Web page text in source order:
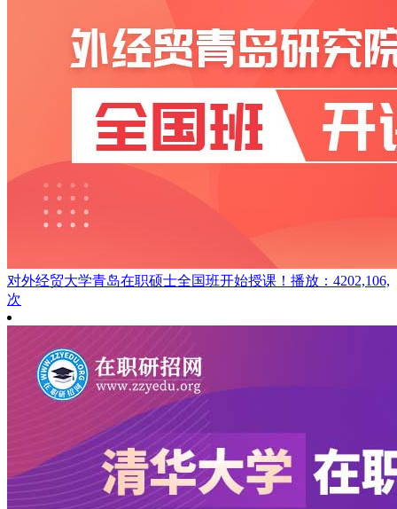
对外经贸大学青岛在职硕士全国班开始授课！ 播放：4202,106,
次